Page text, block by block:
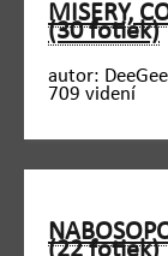
MISERY,
(30 fotiek)
autor: DeeGee
709 videní
(22 fotiek)